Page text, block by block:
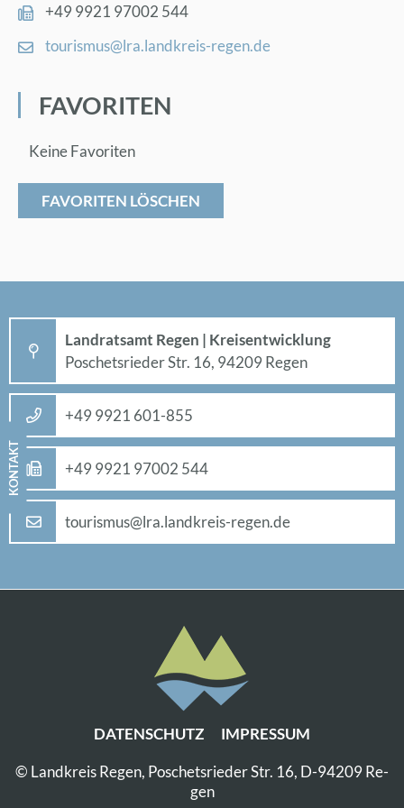
+49 9921 97002 544
tou­ris­mus@​lra.​landkreis-re­gen.de
FA­VO­RI­TEN
Keine Favoriten
FAVORITEN LÖSCHEN
KON­TAKT
Land­rats­amt Re­gen | Kreis­ent­wick­lung
Po­sche­ts­rie­der Str. 16, 94209 Re­gen
+49 9921 601-855
+49 9921 97002 544
tou­ris­mus@​lra.​landkreis-re­gen.de
DA­TEN­SCHUTZ
IM­PRES­SUM
© Land­kreis Re­gen, Po­sche­ts­rie­der Str. 16, D-94209 Re­
gen